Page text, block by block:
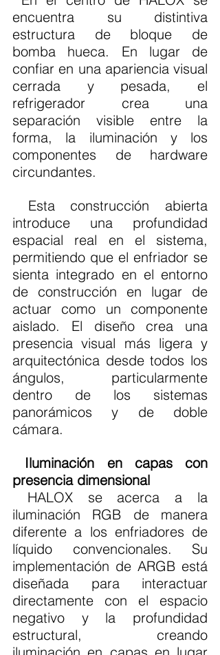
encuentra su distintiva
estructura de bloque de
bomba hueca. En lugar de
confiar en una apariencia visual
cerrada y pesada, el
refrigerador crea una
separación visible entre la
forma, la iluminación y los
componentes de hardware
circundantes.
introduce una profundidad
espacial real en el sistema,
permitiendo que el enfriador se
sienta integrado en el entorno
de construcción en lugar de
actuar como un componente
aislado. El diseño crea una
presencia visual más ligera y
arquitectónica desde todos los
ángulos, particularmente
dentro de los sistemas
panorámicos y de doble
cámara.
Iluminación en capas con
presencia dimensional
iluminación RGB de manera
diferente a los enfriadores de
líquido convencionales. Su
implementación de ARGB está
diseñada para interactuar
directamente con el espacio
negativo y la profundidad
estructural, creando